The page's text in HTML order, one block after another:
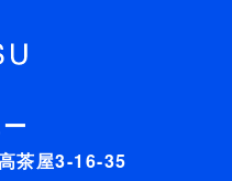
茶屋3-16-35